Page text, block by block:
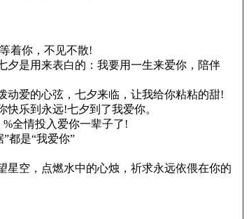
着你，不见不散!
是用来表白的：我要用一生来爱你，陪伴
爱的心弦，七夕来临，让我给你粘粘的甜!
乐到永远!七夕到了我爱你。
全情投入爱你一辈子了!
都是“我爱你”
空，点燃水中的心烛，祈求永远依偎在你的